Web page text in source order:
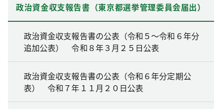
政治資金収支報告書（東京都選挙管理委員会届出）
政治資金収支報告書の公表（令和５～令和６年分
追加公表） 令和８年３月２５日公表
政治資金収支報告書の公表（令和６年分定期公
表） 令和７年１１月２０日公表